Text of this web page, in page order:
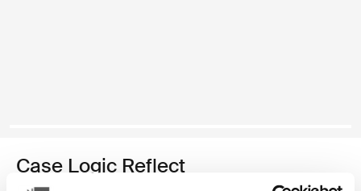
Case Logic Reflect
funda para MacBook® de 13 pulgadas